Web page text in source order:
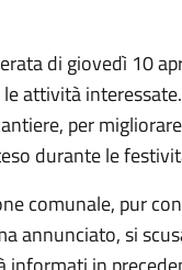
di giovedì 10
attività
per
durante le
comunale, pur
annunciato, si